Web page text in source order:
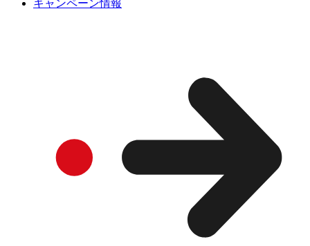
キャンペーン情報